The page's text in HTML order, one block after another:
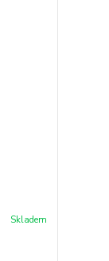
Skladem